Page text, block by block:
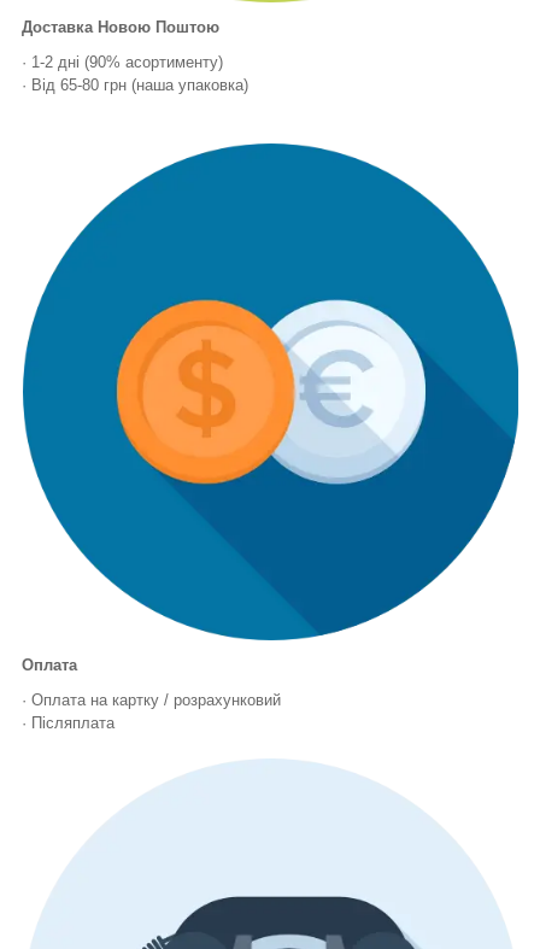
Доставка Новою Поштою
· 1-2 дні (90% асортименту)
· Від 65-80 грн (наша упаковка)
Оплата
· Оплата на картку / розрахунковий
· Післяплата